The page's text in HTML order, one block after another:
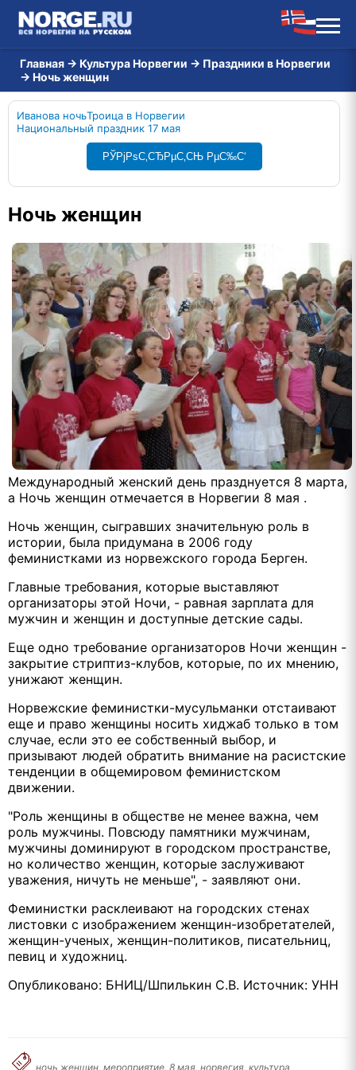
Главная → Культура Норвегии → Праздники в Норвегии
→ Ночь женщин
Иванова ночьТроица в Норвегии
Национальный праздник 17 мая
РЎРјРѕС‚СЂРµС‚СЊ РµС‰С‘
Ночь женщин
Международный женский день празднуется 8 марта,
а Ночь женщин отмечается в Норвегии 8 мая .
Ночь женщин, сыгравших значительную роль в
истории, была придумана в 2006 году
феминистками из норвежского города Берген.
Главные требования, которые выставляют
организаторы этой Ночи, - равная зарплата для
мужчин и женщин и доступные детские сады.
Еще одно требование организаторов Ночи женщин -
закрытие стриптиз-клубов, которые, по их мнению,
унижают женщин.
Норвежские феминистки-мусульманки отстаивают
еще и право женщины носить хиджаб только в том
случае, если это ее собственный выбор, и
призывают людей обратить внимание на расистские
тенденции в общемировом феминистском
движении.
"Роль женщины в обществе не менее важна, чем
роль мужчины. Повсюду памятники мужчинам,
мужчины доминируют в городском пространстве,
но количество женщин, которые заслуживают
уважения, ничуть не меньше", - заявляют они.
Феминистки расклеивают на городских стенах
листовки с изображением женщин-изобретателей,
женщин-ученых, женщин-политиков, писательниц,
певиц и художниц.
Опубликовано: БНИЦ/Шпилькин С.В. Источник: УНН
ночь женщин, мероприятие, 8 мая, норвегия, культура